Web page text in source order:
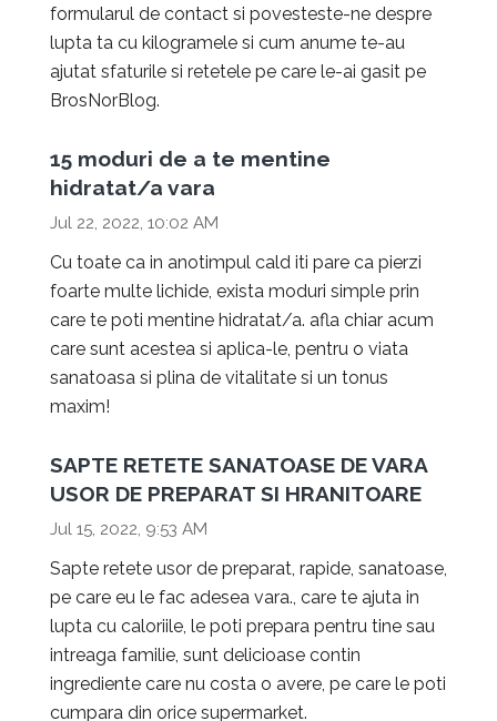
formularul de contact si povesteste-ne despre
lupta ta cu kilogramele si cum anume te-au
ajutat sfaturile si retetele pe care le-ai gasit pe
BrosNorBlog.
15 moduri de a te mentine
hidratat/a vara
Jul 22, 2022, 10:02 AM
Cu toate ca in anotimpul cald iti pare ca pierzi
foarte multe lichide, exista moduri simple prin
care te poti mentine hidratat/a. afla chiar acum
care sunt acestea si aplica-le, pentru o viata
sanatoasa si plina de vitalitate si un tonus
maxim!
SAPTE RETETE SANATOASE DE VARA
USOR DE PREPARAT SI HRANITOARE
Jul 15, 2022, 9:53 AM
Sapte retete usor de preparat, rapide, sanatoase,
pe care eu le fac adesea vara., care te ajuta in
lupta cu caloriile, le poti prepara pentru tine sau
intreaga familie, sunt delicioase contin
ingrediente care nu costa o avere, pe care le poti
cumpara din orice supermarket.